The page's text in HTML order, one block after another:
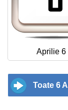
Aprilie 6
Toate 6